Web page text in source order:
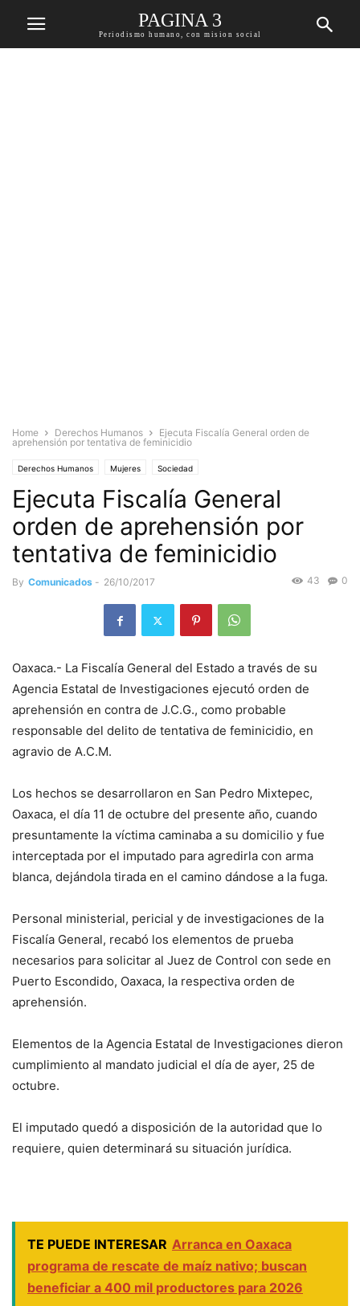
PAGINA 3
Periodismo humano, con mision social
Home Derechos Humanos
Ejecuta Fiscalía General orden de
aprehensión por tentativa de feminicidio
Derechos Humanos Mujeres Sociedad
Ejecuta Fiscalía General
orden de aprehensión por
tentativa de feminicidio
By Comunicados - 26/10/2017 0
43
Oaxaca.- La Fiscalía General del Estado a través de su
Agencia Estatal de Investigaciones ejecutó orden de
aprehensión en contra de J.C.G., como probable
responsable del delito de tentativa de feminicidio, en
agravio de A.C.M.
Los hechos se desarrollaron en San Pedro Mixtepec,
Oaxaca, el día 11 de octubre del presente año, cuando
presuntamente la víctima caminaba a su domicilio y fue
interceptada por el imputado para agredirla con arma
blanca, dejándola tirada en el camino dándose a la fuga.
Personal ministerial, pericial y de investigaciones de la
Fiscalía General, recabó los elementos de prueba
necesarios para solicitar al Juez de Control con sede en
Puerto Escondido, Oaxaca, la respectiva orden de
aprehensión.
Elementos de la Agencia Estatal de Investigaciones dieron
cumplimiento al mandato judicial el día de ayer, 25 de
octubre.
El imputado quedó a disposición de la autoridad que lo
requiere, quien determinará su situación jurídica.
TE PUEDE INTERESAR Arranca en Oaxaca
programa de rescate de maíz nativo; buscan
beneficiar a 400 mil productores para 2026